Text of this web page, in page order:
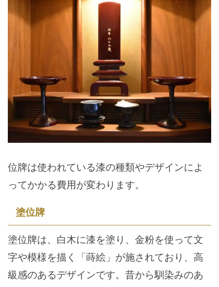
位牌は使われている漆の種類やデザインによ
ってかかる費用が変わります。
塗位牌
塗位牌は、白木に漆を塗り、金粉を使って文
字や模様を描く「蒔絵」が施されており、高
級感のあるデザインです。昔から馴染みのあ